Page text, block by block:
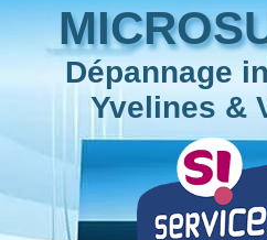
Dépannage
Yvelines &